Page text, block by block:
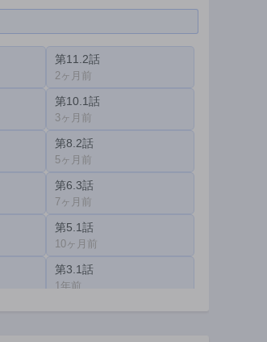
第11.2話
2ヶ月前
第10.1話
3ヶ月前
第8.2話
5ヶ月前
第6.3話
7ヶ月前
第5.1話
10ヶ月前
第3.1話
1年前